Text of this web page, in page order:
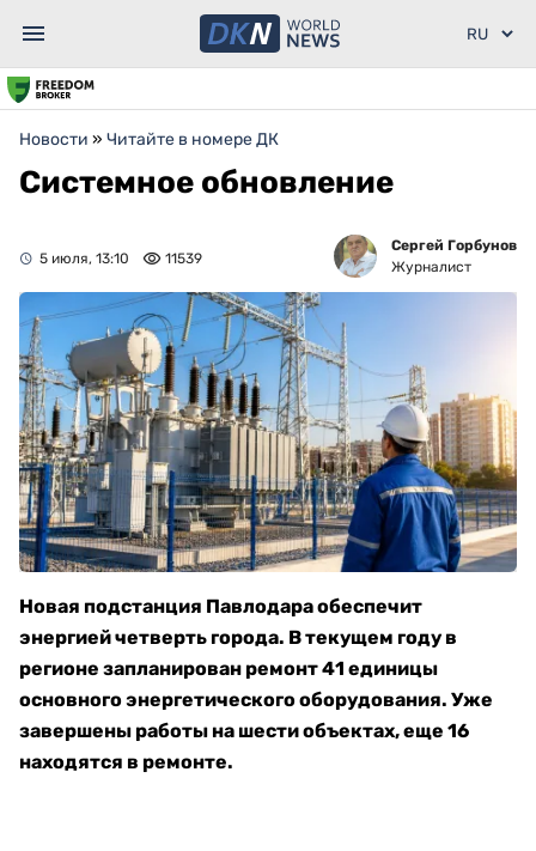
Новости » Читайте в номере ДК
Системное обновление
5 июля, 13:10 11539
Сергей Горбунов
Журналист
Новая подстанция Павлодара обеспечит
энергией четверть города. В текущем году в
регионе запланирован ремонт 41 единицы
основного энергетического оборудования. Уже
завершены работы на шести объектах, еще 16
находятся в ремонте.